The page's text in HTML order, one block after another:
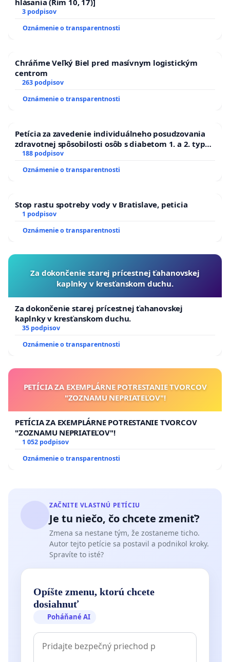
hlásania (Rim 10, 17)]
3 podpisov
Oznámenie o transparentnosti
Chráňme Veľký Biel pred masívnym logistickým
centrom
263 podpisov
Oznámenie o transparentnosti
Petícia za zavedenie individuálneho posudzovania
zdravotnej spôsobilosti osôb s diabetom 1. a 2. typu
pri prijímaní do Policajného zboru SR
188 podpisov
Oznámenie o transparentnosti
Stop rastu spotreby vody v Bratislave, peticia
1 podpisov
Oznámenie o transparentnosti
Za dokončenie starej prícestnej ťahanovskej
kaplnky v kresťanskom duchu.
Za dokončenie starej prícestnej ťahanovskej
kaplnky v kresťanskom duchu.
35 podpisov
Oznámenie o transparentnosti
PETÍCIA ZA EXEMPLÁRNE POTRESTANIE TVORCOV
"ZOZNAMU NEPRIATEĽOV"!
PETÍCIA ZA EXEMPLÁRNE POTRESTANIE TVORCOV
"ZOZNAMU NEPRIATEĽOV"!
1 052 podpisov
Oznámenie o transparentnosti
ZAČNITE VLASTNÚ PETÍCIU
Je tu niečo, čo chcete zmeniť?
Zmena sa nestane tým, že zostaneme ticho.
Autor tejto petície sa postavil a podnikol kroky.
Spravíte to isté?
Opíšte zmenu, ktorú chcete
dosiahnuť
Poháňané AI